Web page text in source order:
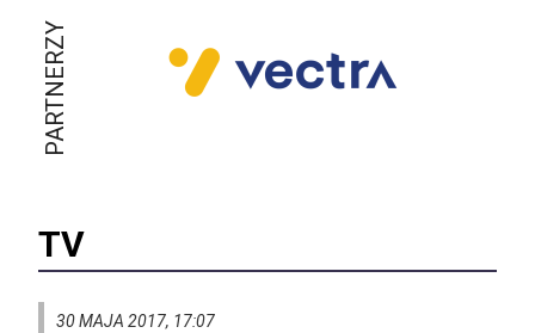
PARTNERZY
TV
30 MAJA 2017, 17:07